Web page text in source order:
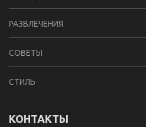
РАЗВЛЕЧЕНИЯ
СОВЕТЫ
СТИЛЬ
КОНТАКТЫ